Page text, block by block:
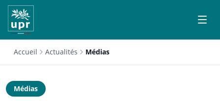
Accueil Actualités Médias
Médias